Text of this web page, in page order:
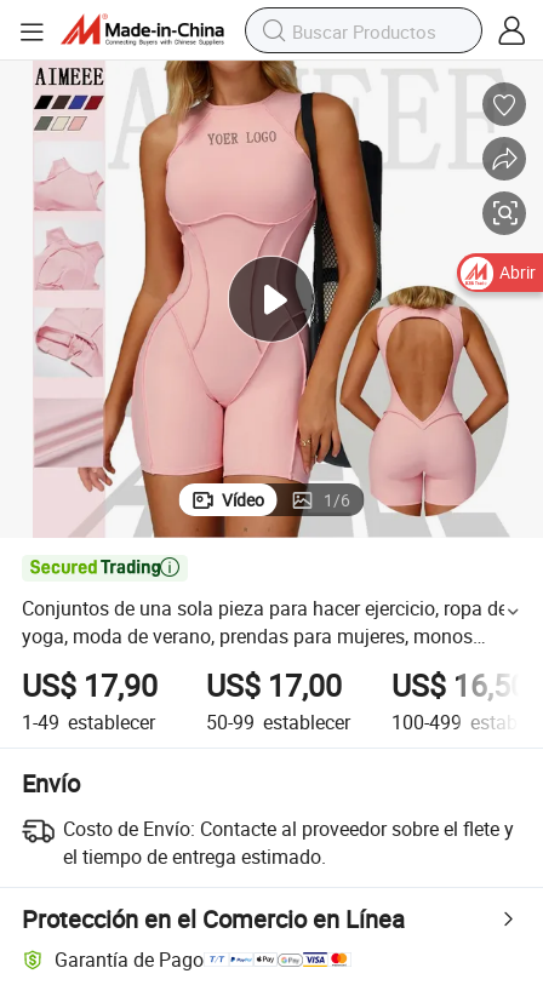
Vídeo 1/6

Conjuntos de una sola pieza para hacer ejercicio, ropa de
yoga, moda de verano, prendas para mujeres, monos
cortos
US$ 17,90
1-49 establecer
US$ 17,00
50-99 establecer
US$ 16,50
100-499
Envío
Costo de Envío: Contacte al proveedor sobre el flete y
el tiempo de entrega estimado.
Protección en el Comercio en Línea
Garantía de Pago
Abrir